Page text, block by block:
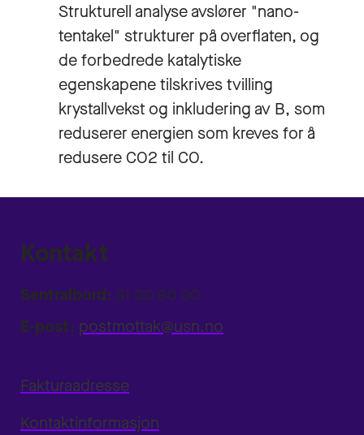
Strukturell analyse avslører "nano-
tentakel" strukturer på overflaten, og
de forbedrede katalytiske
egenskapene tilskrives tvilling
krystallvekst og inkludering av B, som
reduserer energien som kreves for å
redusere CO2 til CO.
Kontakt
Sentralbord: 31 00 80 00
E-post: postmottak@usn.no
Fakturaadresse
Kontaktinformasjon